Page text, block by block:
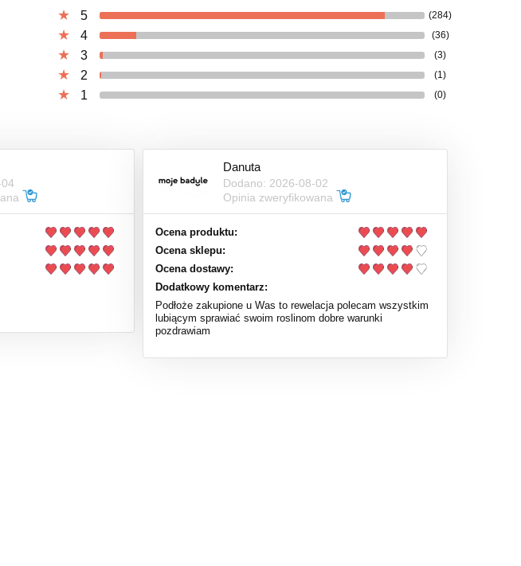
5 (284)
4 (36)
3 (3)
2 (1)
1 (0)
Danuta
Dodano: 2026-08-02
Opinia zweryfikowana
Ocena produktu:
Ocena sklepu:
Ocena dostawy:
Dodatkowy komentarz:
Podłoże zakupione u Was to rewelacja polecam wszystkim
lubiącym sprawiać swoim roslinom dobre warunki
pozdrawiam